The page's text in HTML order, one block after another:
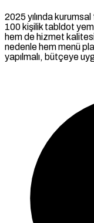
2025 yılında
100 kişilik tabldot
hem de hizmet
nedenle hem menü
yapılmalı, bütçeye